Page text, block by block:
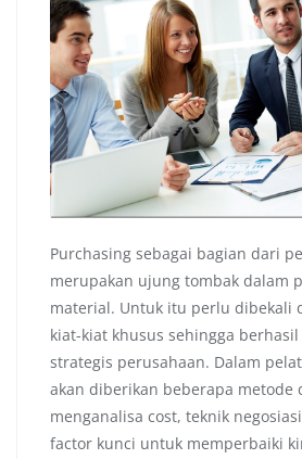
Purchasing sebagai bagian dari
merupakan ujung tombak dalam
material. Untuk itu perlu dibekali
kiat-kiat khusus sehingga
strategis perusahaan. Dalam
akan diberikan beberapa metode
menganalisa cost, teknik
factor kunci untuk memperbaiki